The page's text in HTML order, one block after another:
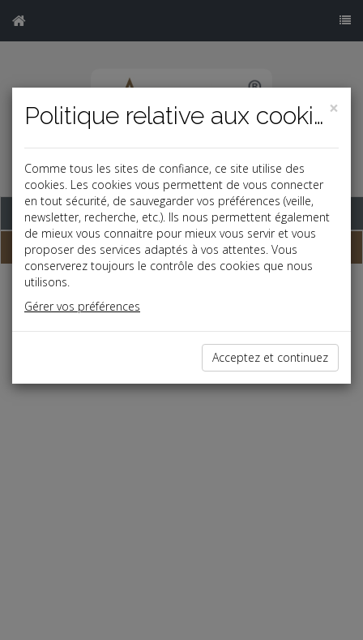
Base documentaire
Le mémento du dirigeant 2026
Espace réservé
Ce contenu est réservé aux Clients
Si vous êtes client, saisissez votre identifiant et votre mot de
×
Politique relative aux cookies
Comme tous les sites de confiance, ce site utilise des
cookies. Les cookies vous permettent de vous connecter
en tout sécurité, de sauvegarder vos préférences (veille,
newsletter, recherche, etc.). Ils nous permettent également
de mieux vous connaitre pour mieux vous servir et vous
proposer des services adaptés à vos attentes. Vous
conserverez toujours le contrôle des cookies que nous
utilisons.
Gérer vos préférences
Acceptez et continuez